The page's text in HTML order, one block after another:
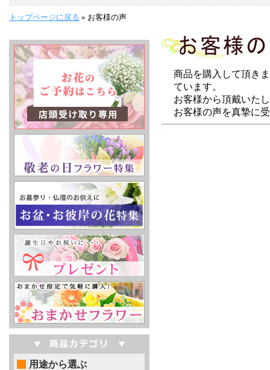
トップページに戻る » お客様の声
用途から選ぶ
商品を購入して頂き
ています。
お客様から頂戴いた
お客様の声を真摯に